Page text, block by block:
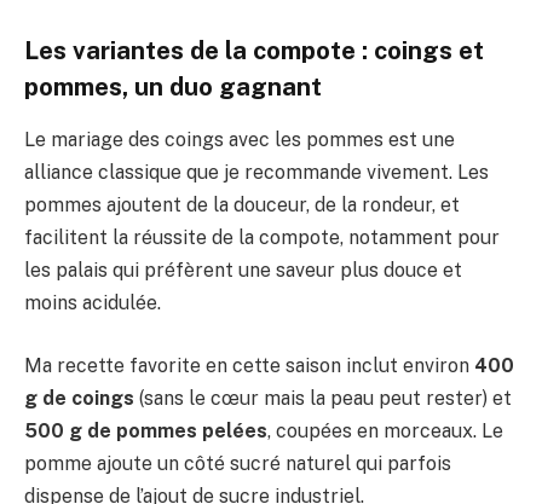
Les variantes de la compote : coings et
pommes, un duo gagnant
Le mariage des coings avec les pommes est une
alliance classique que je recommande vivement. Les
pommes ajoutent de la douceur, de la rondeur, et
facilitent la réussite de la compote, notamment pour
les palais qui préfèrent une saveur plus douce et
moins acidulée.
Ma recette favorite en cette saison inclut environ 400
g de coings (sans le cœur mais la peau peut rester) et
500 g de pommes pelées, coupées en morceaux. Le
pomme ajoute un côté sucré naturel qui parfois
dispense de l’ajout de sucre industriel.